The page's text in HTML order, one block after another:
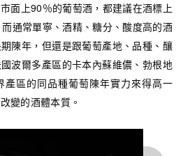
面上90％的葡萄酒，都建議在酒標上
通常單寧、酒精、糖分、酸度高的酒
陳年，但還是跟葡萄產地、品種、釀
波爾多產區的卡本內蘇維儂、勃根地
產區的同品種葡萄陳年實力來得高一
變的酒體本質。